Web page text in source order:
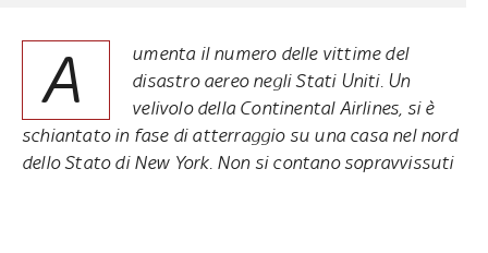
A
umenta il numero delle vittime del
disastro aereo negli Stati Uniti. Un
velivolo della Continental Airlines, si è
schiantato in fase di atterraggio su una casa nel nord
dello Stato di New York. Non si contano sopravvissuti